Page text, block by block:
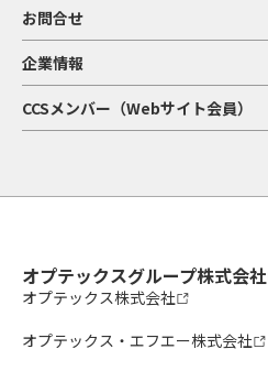
お問合せ
企業情報
CCSメンバー（Webサイト会員）
オプテックスグループ株式会社
オプテックス株式会社
オプテックス・エフエー株式会社